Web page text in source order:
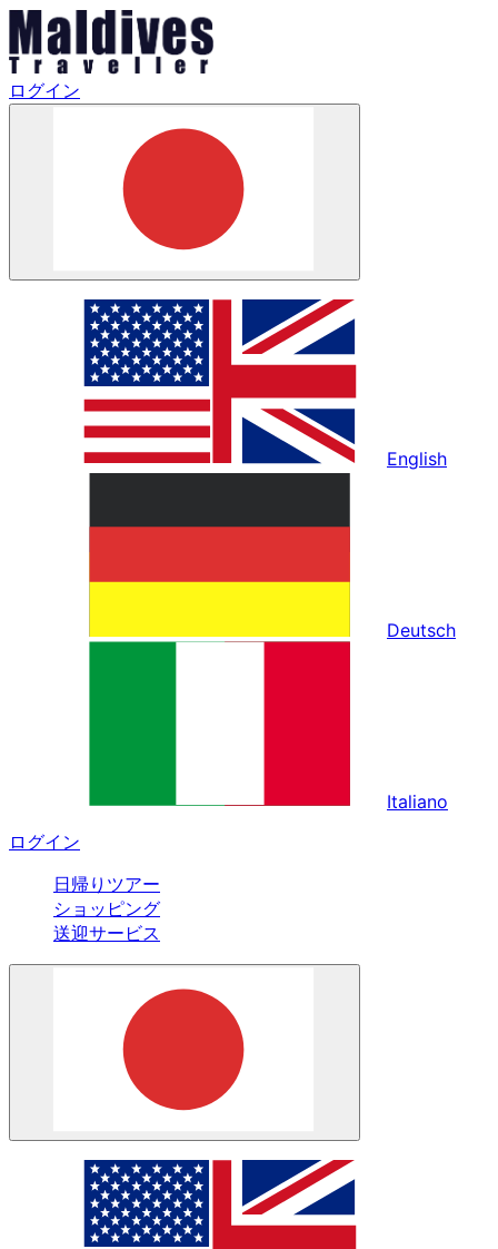
ログイン
English
Deutsch
Italiano
ログイン
日帰りツアー
ショッピング
送迎サービス